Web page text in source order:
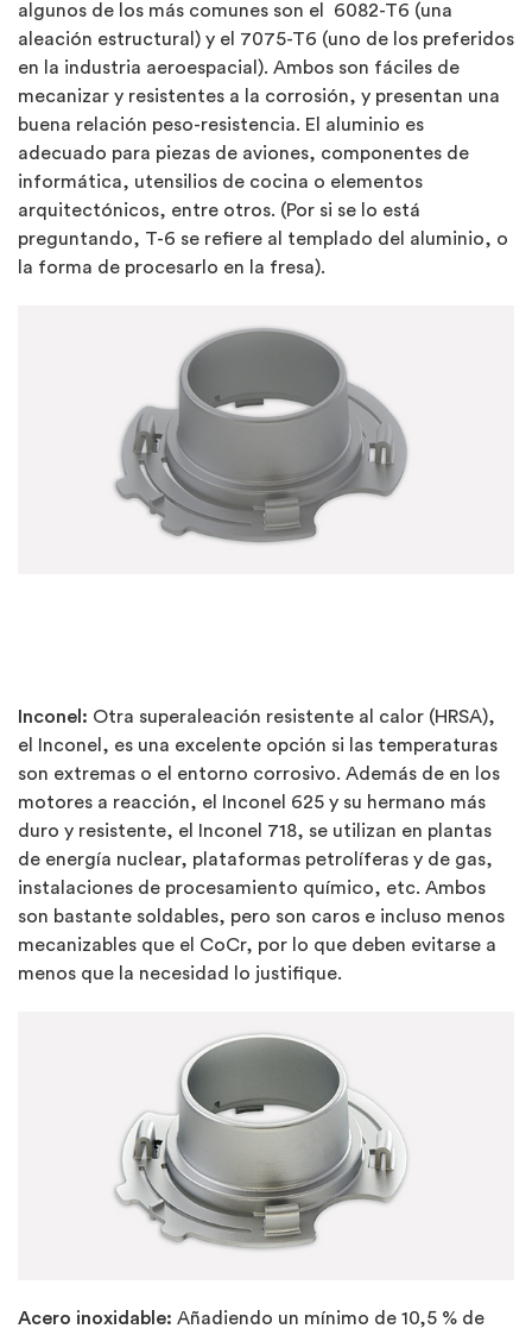
algunos de los más comunes son el 6082-T6 (una
aleación estructural) y el 7075-T6 (uno de los preferidos
en la industria aeroespacial). Ambos son fáciles de
mecanizar y resistentes a la corrosión, y presentan una
buena relación peso-resistencia. El aluminio es
adecuado para piezas de aviones, componentes de
informática, utensilios de cocina o elementos
arquitectónicos, entre otros. (Por si se lo está
preguntando, T-6 se refiere al templado del aluminio, o
la forma de procesarlo en la fresa).
Inconel: Otra superaleación resistente al calor (HRSA),
el Inconel, es una excelente opción si las temperaturas
son extremas o el entorno corrosivo. Además de en los
motores a reacción, el Inconel 625 y su hermano más
duro y resistente, el Inconel 718, se utilizan en plantas
de energía nuclear, plataformas petrolíferas y de gas,
instalaciones de procesamiento químico, etc. Ambos
son bastante soldables, pero son caros e incluso menos
mecanizables que el CoCr, por lo que deben evitarse a
menos que la necesidad lo justifique.
Acero inoxidable: Añadiendo un mínimo de 10,5 % de